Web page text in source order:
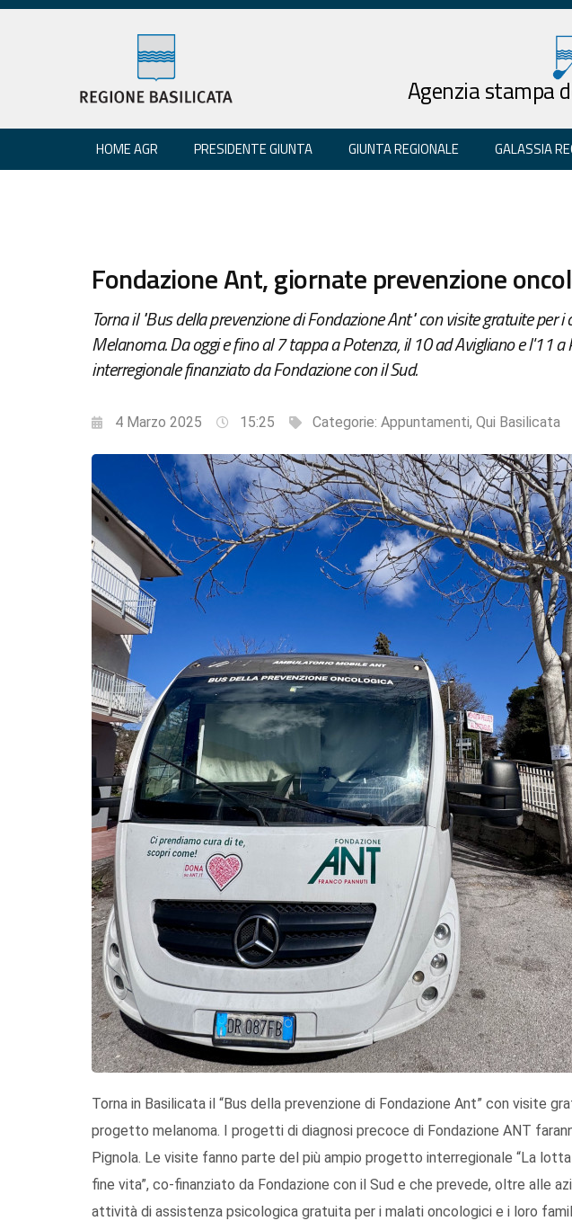
Agenzia stampa
HOME AGR PRESIDENTE GIUNTA GIUNTA REGIONALE GALASSIA
Fondazione Ant, giornate prevenzione
Torna il "Bus della prevenzione di Fondazione Ant" con visite gratuite per
Melanoma. Da oggi e fino al 7 tappa a Potenza, il 10 ad Avigliano e l'11 a
interregionale finanziato da Fondazione con il Sud.
4 Marzo 2025 15:25 Categorie: Appuntamenti, Qui Basilicata
Torna in Basilicata il “Bus della prevenzione di Fondazione Ant” con visite
progetto melanoma. I progetti di diagnosi precoce di Fondazione ANT
Pignola. Le visite fanno parte del più ampio progetto interregionale “La
fine vita”, co-finanziato da Fondazione con il Sud e che prevede, oltre alle
attività di assistenza psicologica gratuita per i malati oncologici e i loro